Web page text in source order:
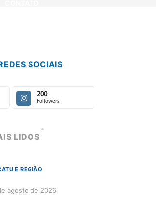
SOCIAIS
200
Followers
LIDOS
E REGIÃO
agosto de 2026